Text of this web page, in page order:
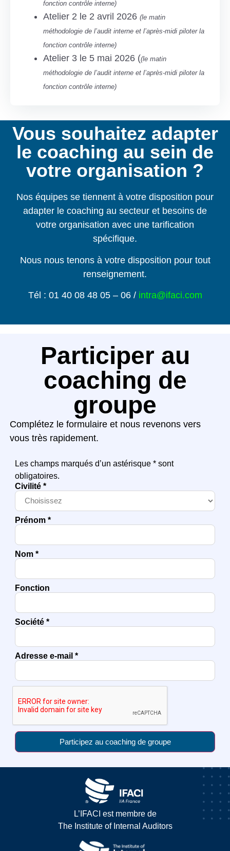
fonction contrôle interne)
Atelier 2 le 2 avril 2026 (le matin
méthodologie de l’audit interne et l’après-midi piloter la
fonction contrôle interne)
Atelier 3 le 5 mai 2026 ((le matin
méthodologie de l’audit interne et l’après-midi piloter la
fonction contrôle interne)
Vous souhaitez adapter
le coaching au sein de
votre organisation ?
Nos équipes se tiennent à votre disposition pour
adapter le coaching au secteur et besoins de
votre organisation avec une tarification
spécifique.
Nous nous tenons à votre disposition pour tout
renseignement.
Tél : 01 40 08 48 05 – 06 / intra@ifaci.com
Participer au
coaching de
groupe
Complétez le formulaire et nous revenons vers
vous très rapidement.
Les champs marqués d’un astérisque * sont
obligatoires.
Civilité *
Prénom *
Nom *
Fonction
Société *
Adresse e-mail *
Participez au coaching de groupe
L’IFACI est membre de
The Institute of Internal Auditors